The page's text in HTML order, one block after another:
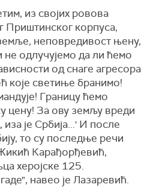
из својих ровова
Приштинског корпуса,
неповредивост њену,
одлучујемо да ли ћемо
од снаге агресора
које светиње бранимо!
Границу ћемо
цену! За ову земљу вреди
иза је Србија...' И после
то су последње речи
Карађорђевић,
херојске 125.
навео је Лазаревић.